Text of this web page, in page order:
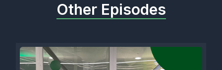
Other Episodes